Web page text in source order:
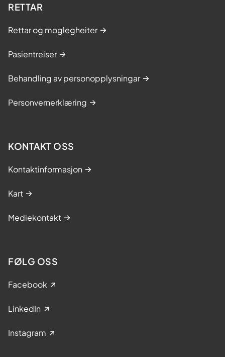
RETTAR
Rettar og moglegheiter
Pasientreiser
Behandling av personopplysningar
Personvernerklæring
KONTAKT OSS
Kontaktinformasjon
Kart
Mediekontakt
FØLG OSS
Facebook
LinkedIn
Instagram